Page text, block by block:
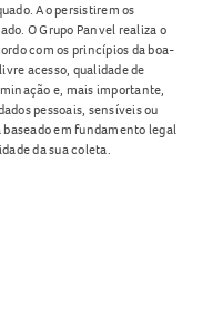
Ao persistirem os
O Grupo Panvel realiza o
com os princípios da boa-
acesso, qualidade de
e, mais importante,
pessoais, sensíveis ou
em fundamento legal
da sua coleta.